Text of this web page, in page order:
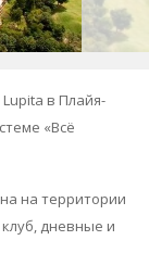
в Плайя-
«Всё
на территории
клуб, дневные и